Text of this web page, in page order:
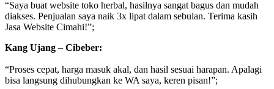
“Saya buat website toko herbal, hasilnya sangat bagus dan mudah
diakses. Penjualan saya naik 3x lipat dalam sebulan. Terima kasih
Jasa Website Cimahi!”;
Kang Ujang – Cibeber:
“Proses cepat, harga masuk akal, dan hasil sesuai harapan. Apalagi
bisa langsung dihubungkan ke WA saya, keren pisan!”;